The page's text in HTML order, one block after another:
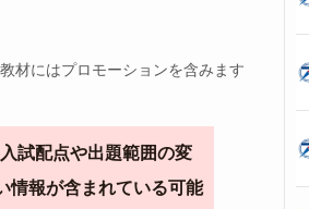
材にはプロモーションを含みます
試配点や出題範囲の変
情報が含まれている可能